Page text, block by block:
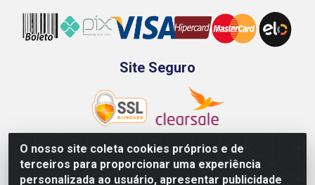
O nosso site coleta cookies próprios e de
terceiros para proporcionar uma experiência
personalizada ao usuário, apresentar publicidade
Site Seguro
Rod. BR-101 Sul, Km 73, 4505, Galpão A, Ibura -